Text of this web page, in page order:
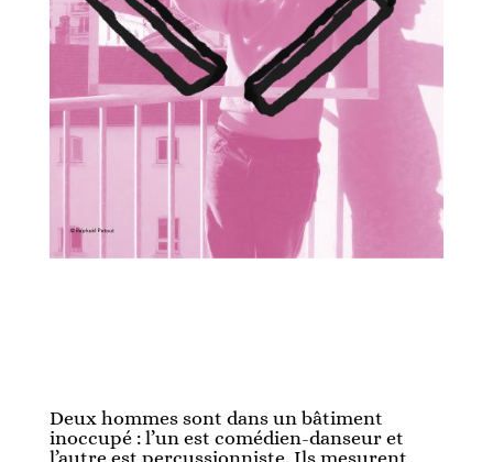
Deux hommes sont dans un bâtiment
inoccupé : l’un est comédien-danseur et
l’autre est percussionniste. Ils mesurent